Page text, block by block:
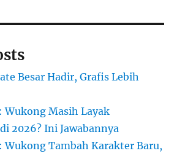
Besar Hadir, Grafis Lebih
Wukong Masih Layak
2026? Ini Jawabannya
Wukong Tambah Karakter Baru,